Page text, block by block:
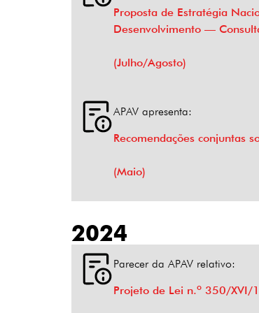
Proposta de Estratégia
Desenvolvimento —
(Julho/Agosto)
APAV apresenta:
Recomendações conjuntas
(Maio)
2024
Parecer da APAV relativo:
Projeto de Lei n.º 350/XVI/